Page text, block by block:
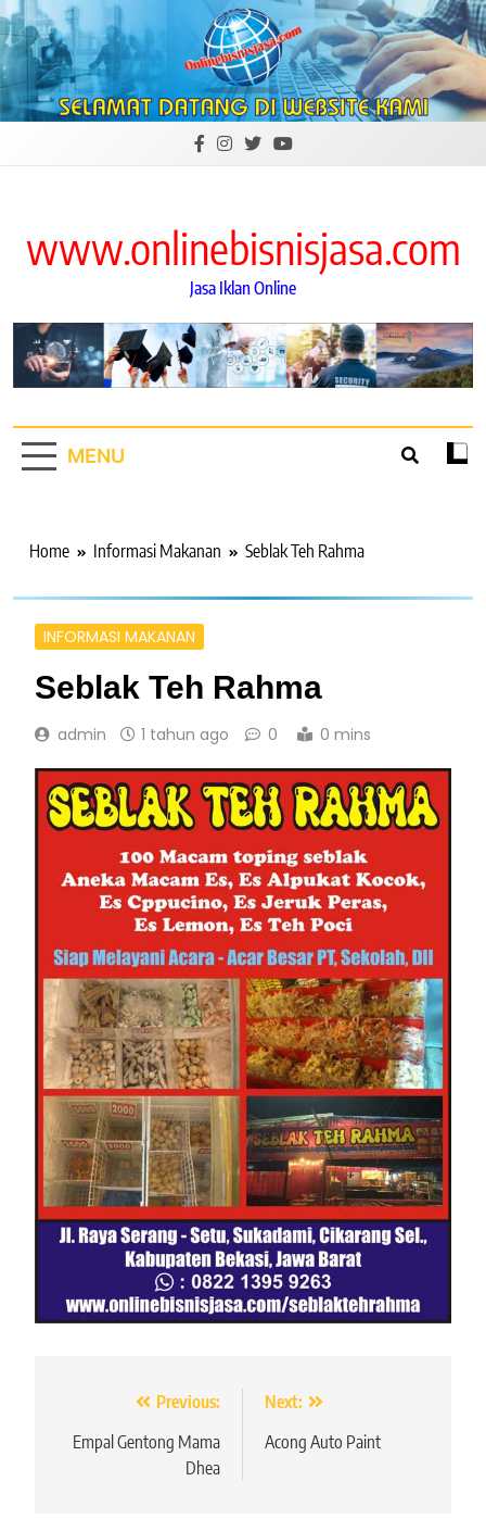
Skip
to
content
www.onlinebisnisjasa.com
Jasa Iklan Online
MENU
Home Informasi Makanan Seblak Teh Rahma
INFORMASI MAKANAN
Seblak Teh Rahma
admin 1 tahun ago 0 0 mins
Navigasi
pos
Previous:
Empal Gentong Mama
Dhea
Next:
Acong Auto Paint